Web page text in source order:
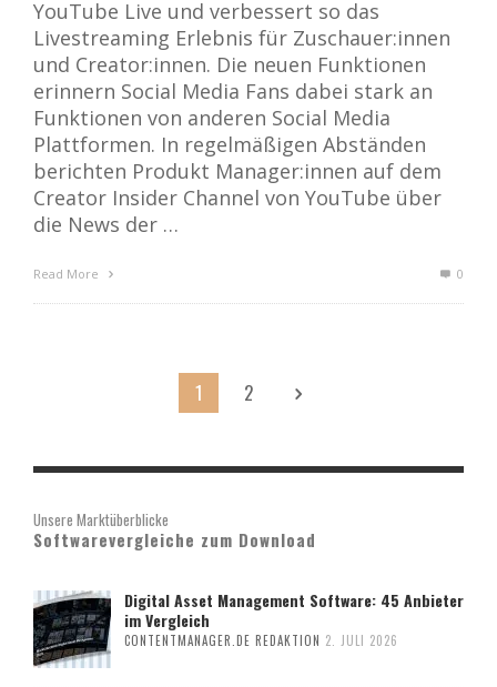
YouTube Live und verbessert so das
Livestreaming Erlebnis für Zuschauer:innen
und Creator:innen. Die neuen Funktionen
erinnern Social Media Fans dabei stark an
Funktionen von anderen Social Media
Plattformen. In regelmäßigen Abständen
berichten Produkt Manager:innen auf dem
Creator Insider Channel von YouTube über
die News der …
Read More 0
1 2
Unsere Marktüberblicke
Softwarevergleiche zum Download
Digital Asset Management Software: 45 Anbieter
im Vergleich
CONTENTMANAGER.DE REDAKTION 2. JULI 2026